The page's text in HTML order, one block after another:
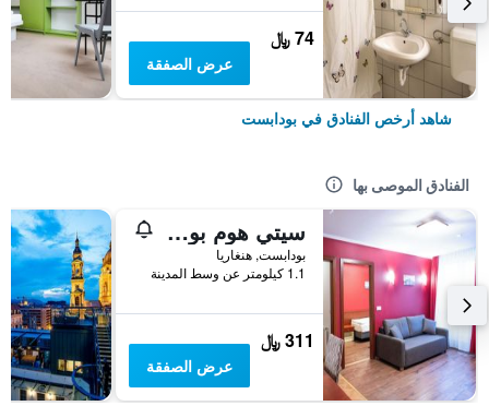
74 ﷼
عرض الصفقة
شاهد أرخص الفنادق في بودابست
الفنادق الموصى بها
سيتي هوم بودابيست
بودابست, هنغاريا
1.1 كيلومتر عن وسط المدينة
311 ﷼
عرض الصفقة